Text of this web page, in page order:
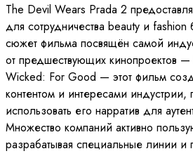
The Devil Wears Prada 2
для сотрудничества beauty и
сюжет фильма посвящён самой
от предшествующих кинопроектов
Wicked: For Good — этот фильм
контентом и интересами
использовать его нарратив для
Множество компаний активно
разрабатывая специальные линии и